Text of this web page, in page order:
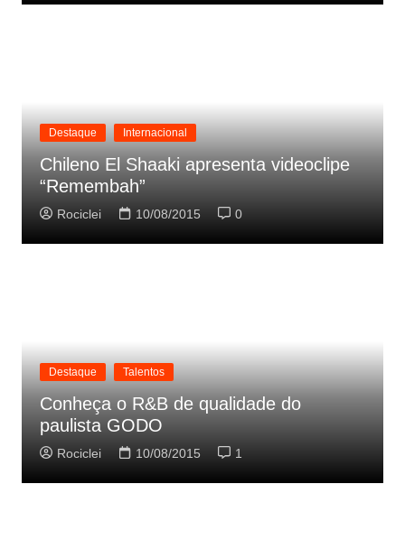
Destaque Internacional
Chileno El Shaaki apresenta videoclipe
“Remembah”
Rociclei 10/08/2015 0
Destaque Talentos
Conheça o R&B de qualidade do
paulista GODO
Rociclei 10/08/2015 1